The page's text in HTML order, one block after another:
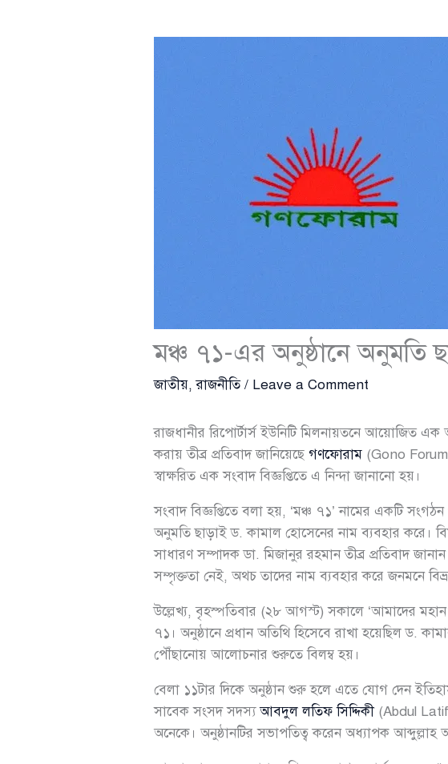
মঞ্চ ৭১-এর অনুষ্ঠানে অনুমতি
জাতীয়,রাজনীতি/ Leave a Comment
রাজধানীর রিপোর্টার্স ইউনিটি মিলনায়তনে আয়োজিত এক
করায় তীব্র প্রতিবাদ জানিয়েছে গণফোরাম (Gono
স্বাক্ষরিত এক সংবাদ বিজ্ঞপ্তিতে এ নিন্দা জানানো হয়।
সংবাদ বিজ্ঞপ্তিতে বলা হয়, ‘মঞ্চ ৭১’ নামের একটি
অনুমতি ছাড়াই ড. কামাল হোসেনের নাম ব্যবহার করে।
সাধারণ সম্পাদক ডা. মিজানুর রহমান তীব্র প্রতিবাদ
সম্পৃক্ততা নেই, অথচ তাদের নাম ব্যবহার করে জনমনে
উল্লেখ্য, বৃহস্পতিবার (২৮ আগস্ট) সকালে ‘আমাদের
৭১। অনুষ্ঠানে প্রধান অতিথি হিসেবে রাখা হয়েছিল
পৌঁছানোয় আলোচনার শুরুতে বিলম্ব হয়।
বেলা ১১টার দিকে অনুষ্ঠান শুরু হলে এতে যোগ দেন
সাবেক সংসদ সদস্যআবদুল লতিফ সিদ্দিকী(Abdul Latif
অনেকে। অনুষ্ঠানটির সভাপতিত্ব করেন অধ্যাপক